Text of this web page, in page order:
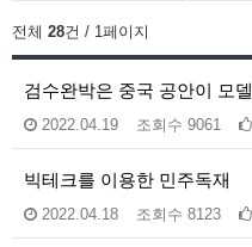
전체 28건 / 1페이지
검수완박은 중국 공안이 모델
2022.04.19 조회수 9061
빅테크를 이용한 민주독재
2022.04.18 조회수 8123